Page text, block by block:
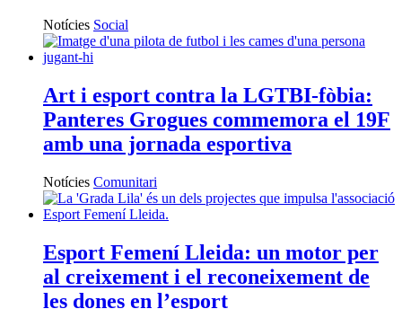
Notícies Social
Art i esport contra la LGTBI-fòbia:
Panteres Grogues commemora el 19F
amb una jornada esportiva
Notícies Comunitari
Esport Femení Lleida: un motor per
al creixement i el reconeixement de
les dones en l’esport